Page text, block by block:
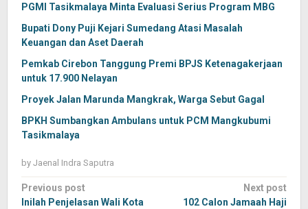
PGMI Tasikmalaya Minta Evaluasi Serius Program MBG
Bupati Dony Puji Kejari Sumedang Atasi Masalah
Keuangan dan Aset Daerah
Pemkab Cirebon Tanggung Premi BPJS Ketenagakerjaan
untuk 17.900 Nelayan
Proyek Jalan Marunda Mangkrak, Warga Sebut Gagal
BPKH Sumbangkan Ambulans untuk PCM Mangkubumi
Tasikmalaya
by Jaenal Indra Saputra
Post
Previous post
Inilah Penjelasan Wali Kota
Next post
102 Calon Jamaah Haji